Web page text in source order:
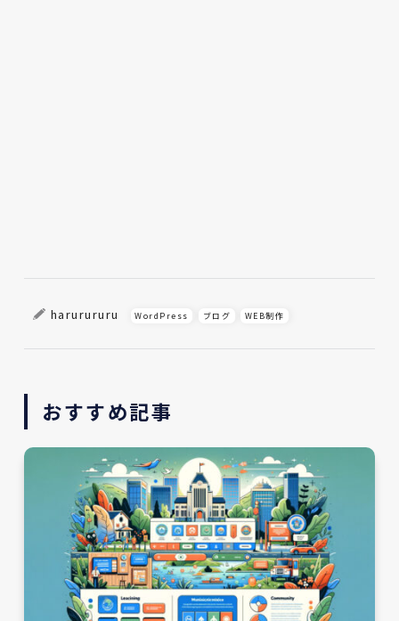
harurururu WordPress ブログ WEB制作
おすすめ記事